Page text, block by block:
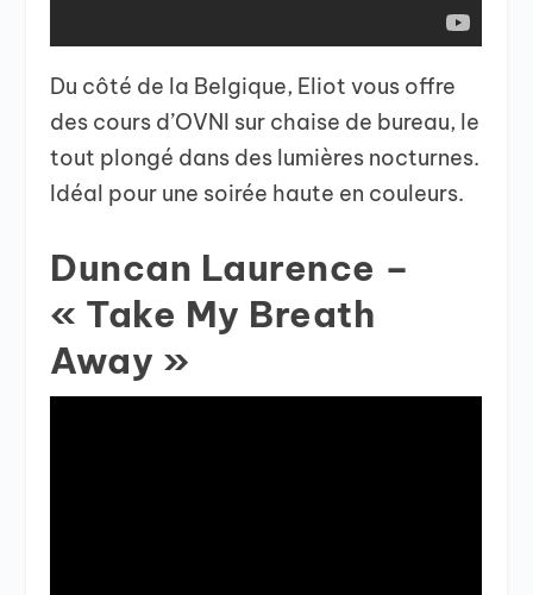
Du côté de la Belgique, Eliot vous offre
des cours d’OVNI sur chaise de bureau, le
tout plongé dans des lumières nocturnes.
Idéal pour une soirée haute en couleurs.
Duncan Laurence –
« Take My Breath
Away »